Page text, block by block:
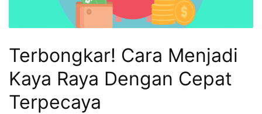
Terbongkar! Cara Menjadi
Kaya Raya Dengan Cepat
Terpecaya